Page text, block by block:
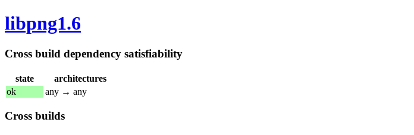
libpng1.6
Cross build dependency satisfiability
state
architectures
ok
any → any
Cross builds